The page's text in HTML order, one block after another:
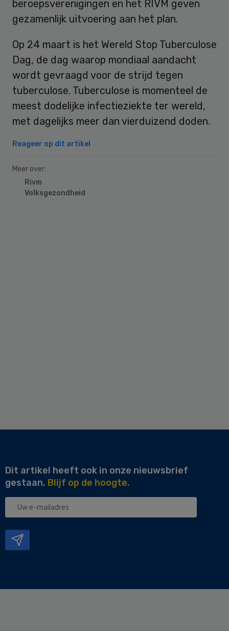
beroepsverenigingen en het RIVM geven
gezamenlijk uitvoering aan het plan.
Op 24 maart is het Wereld Stop Tuberculose
Dag, de dag waarop mondiaal aandacht
wordt gevraagd voor de strijd tegen
tuberculose. Tuberculose is momenteel de
meest dodelijke infectieziekte ter wereld,
met dagelijks meer dan vierduizend doden.
Reageer op dit artikel
Meer over:
Rivm
Volksgezondheid
Dit artikel heeft ook in onze nieuwsbrief
gestaan. Blijf op de hoogte.
Uw